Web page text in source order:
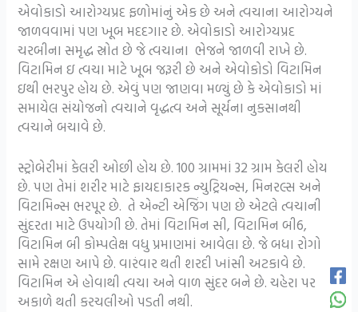
એવોકાડો આરોગ્યપ્રદ ફળોમાંનું એક છે અને ત્વચાના આરોગ્યને
જાળવવામાં પણ ખૂબ મદદગાર છે. એવોકાડો આરોગ્યપ્રદ
ચરબીના સમૃદ્ધ સ્રોત છે જે ત્વચાના ભેજને જાળવી રાખે છે.
વિટામિન ઇ ત્વચા માટે ખૂબ જરૂરી છે અને એવોકોડો વિટામિન
ઇથી ભરપુર હોય છે. એવું પણ જાણવા મળ્યું છે કે એવોકાડો માં
સમાયેલ સંયોજનો ત્વચાને વૃદ્ધત્વ અને સૂર્યના નુકસાનથી
ત્વચાને બચાવે છે.
સ્ટ્રોબેરીમાં કેલરી ઓછી હોય છે. 100 ગ્રામમાં 32 ગ્રામ કેલરી હોય
છે. પણ તેમાં શરીર માટે ફાયદાકારક ન્યુટ્રિયન્સ, મિનરલ્સ અને
વિટામિન્સ ભરપૂર છે. તે એન્ટી એજિંગ પણ છે એટલે ત્વચાની
સુંદરતા માટે ઉપયોગી છે. તેમાં વિટામિન સી, વિટામિન બી6,
વિટામિન બી કોમ્પલેક્ષ વધુ પ્રમાણમાં આવેલા છે. જે બધા રોગો
સામે રક્ષણ આપે છે. વારંવાર થતી શરદી ખાંસી અટકાવે છે.
વિટામિન એ હોવાથી ત્વચા અને વાળ સુંદર બને છે. ચહેરા પર
અકાળે થતી કરચલીઓ પડતી નથી.